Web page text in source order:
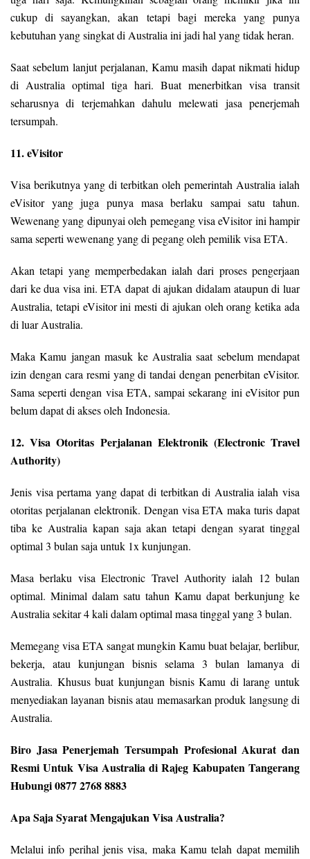
cukup di sayangkan, akan tetapi bagi mereka yang punya
kebutuhan yang singkat di Australia ini jadi hal yang tidak heran.
Saat sebelum lanjut perjalanan, Kamu masih dapat nikmati hidup
di Australia optimal tiga hari. Buat menerbitkan visa transit
seharusnya di terjemahkan dahulu melewati jasa penerjemah
tersumpah.
11. eVisitor
Visa berikutnya yang di terbitkan oleh pemerintah Australia ialah
eVisitor yang juga punya masa berlaku sampai satu tahun.
Wewenang yang dipunyai oleh pemegang visa eVisitor ini hampir
sama seperti wewenang yang di pegang oleh pemilik visa ETA.
Akan tetapi yang memperbedakan ialah dari proses pengerjaan
dari ke dua visa ini. ETA dapat di ajukan didalam ataupun di luar
Australia, tetapi eVisitor ini mesti di ajukan oleh orang ketika ada
di luar Australia.
Maka Kamu jangan masuk ke Australia saat sebelum mendapat
izin dengan cara resmi yang di tandai dengan penerbitan eVisitor.
Sama seperti dengan visa ETA, sampai sekarang ini eVisitor pun
belum dapat di akses oleh Indonesia.
12. Visa Otoritas Perjalanan Elektronik (Electronic Travel
Authority)
Jenis visa pertama yang dapat di terbitkan di Australia ialah visa
otoritas perjalanan elektronik. Dengan visa ETA maka turis dapat
tiba ke Australia kapan saja akan tetapi dengan syarat tinggal
optimal 3 bulan saja untuk 1x kunjungan.
Masa berlaku visa Electronic Travel Authority ialah 12 bulan
optimal. Minimal dalam satu tahun Kamu dapat berkunjung ke
Australia sekitar 4 kali dalam optimal masa tinggal yang 3 bulan.
Memegang visa ETA sangat mungkin Kamu buat belajar, berlibur,
bekerja, atau kunjungan bisnis selama 3 bulan lamanya di
Australia. Khusus buat kunjungan bisnis Kamu di larang untuk
menyediakan layanan bisnis atau memasarkan produk langsung di
Australia.
Biro Jasa Penerjemah Tersumpah Profesional Akurat dan
Resmi Untuk Visa Australia di Rajeg Kabupaten Tangerang
Hubungi 0877 2768 8883
Apa Saja Syarat Mengajukan Visa Australia?
Melalui info perihal jenis visa, maka Kamu telah dapat memilih